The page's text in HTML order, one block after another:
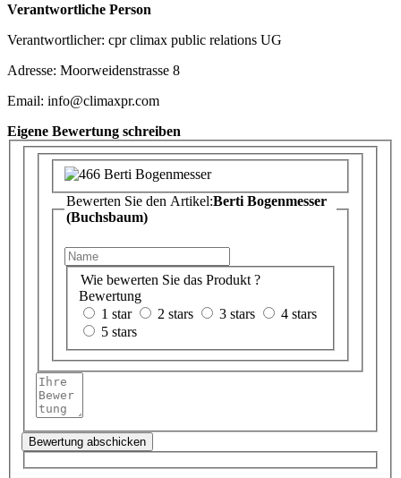
Verantwortliche Person
Verantwortlicher: cpr climax public relations UG
Adresse: Moorweidenstrasse 8
Email: info@climaxpr.com
Eigene Bewertung schreiben
Bewerten Sie den Artikel:Berti Bogenmesser
(Buchsbaum)
Wie bewerten Sie das Produkt ?
Bewertung
1 star
2 stars 3 stars
4 stars
5 stars
Bewertung abschicken